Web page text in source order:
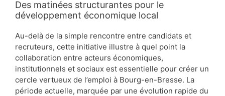
Des matinées structurantes pour le
développement économique local
Au-delà de la simple rencontre entre candidats et
recruteurs, cette initiative illustre à quel point la
collaboration entre acteurs économiques,
institutionnels et sociaux est essentielle pour créer un
cercle vertueux de l’emploi à Bourg-en-Bresse. La
période actuelle, marquée par une évolution rapide du